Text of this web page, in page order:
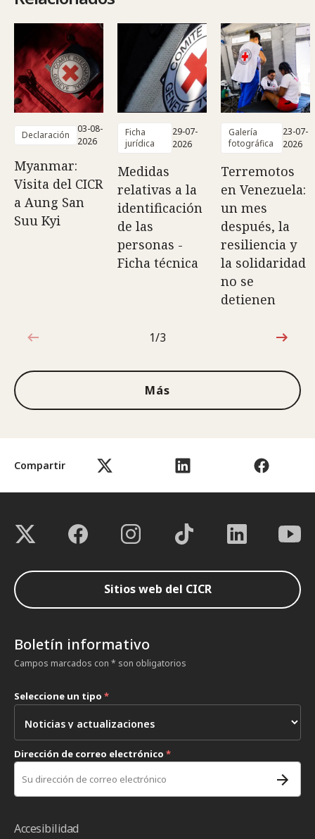
Compartir
Declaración
03-08-
2026
Myanmar:
Visita del CICR
a Aung San
Suu Kyi
Ficha
jurídica
29-07-
2026
Medidas
relativas a la
identificación
de las
personas -
Ficha técnica
Galería
fotográfica
23-07-
2026
Terremotos
en Venezuela:
un mes
después, la
resiliencia y
la solidaridad
no se
detienen
1de3
1/3
Más
Sitios web del CICR
Boletín informativo
Campos marcados con * son obligatorios
Seleccione un tipo *
Dirección de correo electrónico *
Accesibilidad